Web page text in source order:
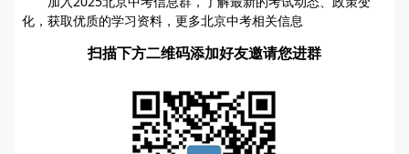
化，获取优质的学习资料，更多北京中考相关信息
扫描下方二维码添加好友邀请您进群